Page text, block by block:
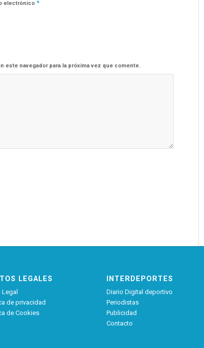
electrónico *
este navegador para la próxima vez que comente.
LEGALES
de privacidad
de Cookies
INTERDEPORTES
Diario Digital deportivo
Periodistas
Publicidad
Contacto